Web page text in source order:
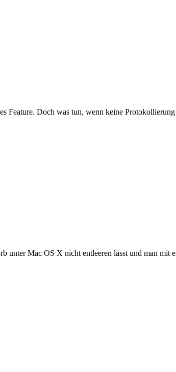
Doch was tun, wenn keine
unter Mac OS X nicht entleeren lässt und man